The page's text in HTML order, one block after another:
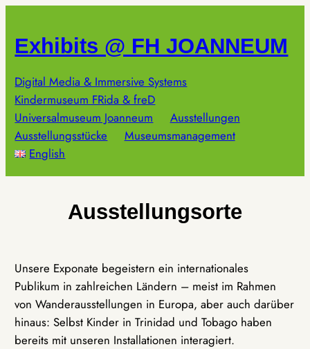
springen
Exhibits @ FH JOANNEUM
Digital Media & Immersive Systems
Kindermuseum FRida & freD
Universalmuseum Joanneum
Ausstellungen
Ausstellungsstücke
Museumsmanagement
English
Ausstellungsorte
Unsere Exponate begeistern ein internationales
Publikum in zahlreichen Ländern – meist im Rahmen
von Wanderausstellungen in Europa, aber auch darüber
hinaus: Selbst Kinder in Trinidad und Tobago haben
bereits mit unseren Installationen interagiert.